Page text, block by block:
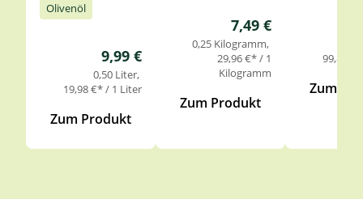
Olivenöl
Regulärer Preis:
9,99 €
0,50 Liter
19,98 €* / 1 Liter
Zum Produkt
Regulärer Preis:
7,49 €
0,25 Kilogramm
29,96 €* / 1
Kilogramm
Zum Produkt
99,85
Zum